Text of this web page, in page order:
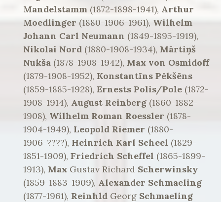
Mandelstamm (1872-1898-1941), Arthur
Moedlinger (1880-1906-1961), Wilhelm
Johann Carl Neumann (1849-1895-1919),
Nikolai Nord (1880-1908-1934), Mārtiņš
Nukša (1878-1908-1942), Max von Osmidoff
(1879-1908-1952), Konstantīns Pēkšēns
(1859-1885-1928), Ernests Polis/Pole (1872-
1908-1914), August Reinberg (1860-1882-
1908), Wilhelm Roman Roessler (1878-
1904-1949), Leopold Riemer (1880-
1906-????), Heinrich Karl Scheel (1829-
1851-1909), Friedrich Scheffel (1865-1899-
1913), Max Gustav Richard Scherwinsky
(1859-1883-1909), Alexander Schmaeling
(1877-1961), Reinhld Georg Schmaeling